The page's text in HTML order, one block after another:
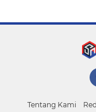
Tentang Kami